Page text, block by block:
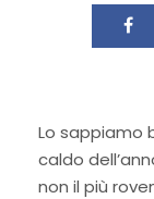
Lo sappiamo
caldo
non il più